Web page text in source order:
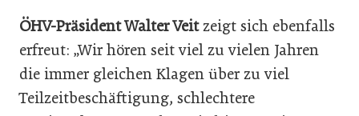
ÖHV-Präsident Walter Veitzeigt sich ebenfalls
erfreut: „Wir hören seit viel zu vielen Jahren
die immer gleichen Klagen über zu viel
Teilzeitbeschäftigung, schlechtere